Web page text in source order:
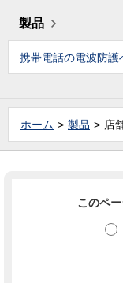
製品
携帯電話の電波防護
ホーム 製品 店
このペ